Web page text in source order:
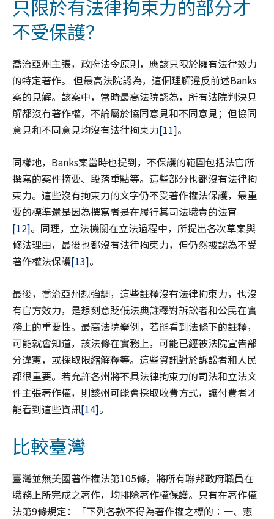
只限於有法律拘束力的部分才
不受保護？
喬治亞州主張，政府法令原則，應該只限於擁有法律效力
的特定著作。 但最高法院認為，這個理解違反前述Banks
案的見解。該案中，當時最高法院認為，所有法院判決見
解都沒有著作權，不論屬於協同意見和不同意見；但協同
意見和不同意見均沒有法律拘束力[11]。
同樣地，Banks案當時也提到，不保護的範圍包括法官所
撰寫的案件摘要、段落重點等。這些部分也都沒有法律拘
束力。這些沒有拘束力的文字仍不受著作權法保護，最重
要的標準還是因為撰寫者是在履行其司法職責的法官
[12]。同理，立法機關在立法過程中，所提出各次草案與
修法理由，最後也都沒有法律拘束力，但仍然被認為不受
著作權法保護[13]。
最後，喬治亞州想強調，這些註釋沒有法律拘束力，也沒
有官方效力，是想刻意貶低法典註釋對訴訟者和公民在實
務上的重要性。最高法院舉例，若能看到法條下的註釋，
可能就會知道，該法條在實務上，可能已經被法院宣告部
分違憲，或採取限縮解釋等。這些資訊對於訴訟者和人民
都很重要。若允許各州將不具法律拘束力的司法和立法文
件主張著作權，則該州可能會採取收費方式，讓付費者才
能看到這些資訊[14]。
比較臺灣
臺灣並無美國著作權法第105條，將所有聯邦政府職員在
職務上所完成之著作，均排除著作權保護。只有在著作權
法第9條規定：「下列各款不得為著作權之標的︰一、憲